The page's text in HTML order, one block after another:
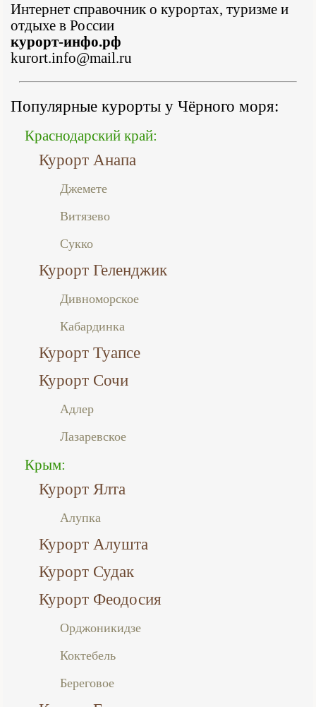
Интернет справочник о курортах, туризме и
отдыхе в России
курорт-инфо.рф
kurort.info@mail.ru
Популярные курорты у Чёрного моря:
Краснодарский край:
Курорт Анапа
Джемете
Витязево
Сукко
Курорт Геленджик
Дивноморское
Кабардинка
Курорт Туапсе
Курорт Сочи
Адлер
Лазаревское
Крым:
Курорт Ялта
Алупка
Курорт Алушта
Курорт Судак
Курорт Феодосия
Орджоникидзе
Коктебель
Береговое